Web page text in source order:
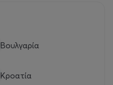
Βουλγαρία
Κροατία